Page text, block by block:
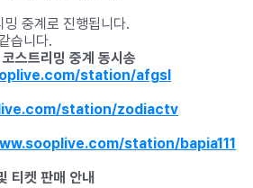
중계로 진행됩니다.
습니다.
스트리밍 중계 동시송
station/afgsl
station/zodiactv
station/bapia111
티켓 판매 안내